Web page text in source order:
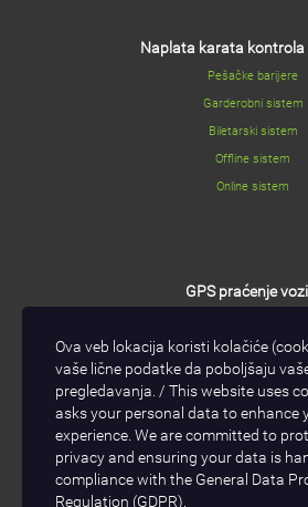
Naplata karata kontrola
Pešačke barijere
Garderobni sistem
Biletarski sistem
Offline sistem
Online sistem
GPS praćenje
I/O modul
GPS/GPRS software
Ova veb lokacija koristi kolačiće
vaše lične podatke da poboljšaju
pregledavanja. / This website uses
asks your personal data to enhance
experience. We are committed to
privacy and ensuring your data is
compliance with the General Data
Regulation (GDPR)